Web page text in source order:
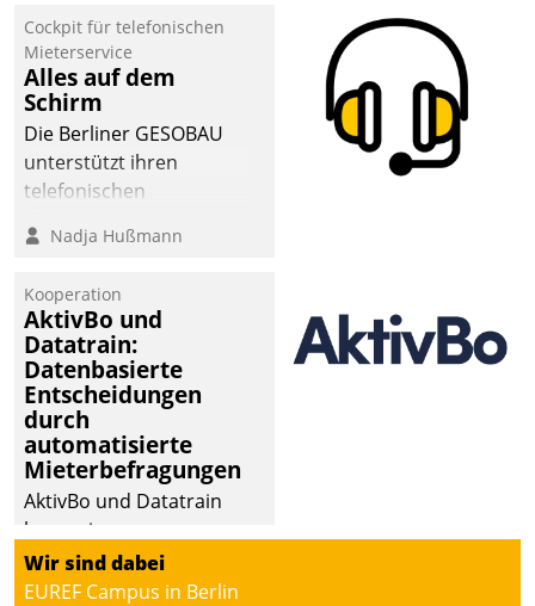
einsehen und ändern
oder
Schadensmeldungen
abgeben – rund um die
Uhr.
Cockpit für telefonischen
Mieterservice
Alles auf dem
Schirm
Die Berliner GESOBAU
unterstützt ihren
telefonischen
digitalen Cockpit, das
passende Fragen und
Schlagworte auswirft.
Eine intuitive
Dialogführung ermöglicht
dem externen
Serviceteam, Anrufe von
Mietenden zügiger und
effizienter zu bearbeiten.
Nadja Hußmann
Kooperation
AktivBo und
Datatrain:
Datenbasierte
Entscheidungen
durch
automatisierte
Mieterbefragungen
AktivBo und Datatrain
kooperieren –
Immobilienunternehmen
profitieren: Die nahtlose
Wir sind dabei
EUREF Campus in Berlin